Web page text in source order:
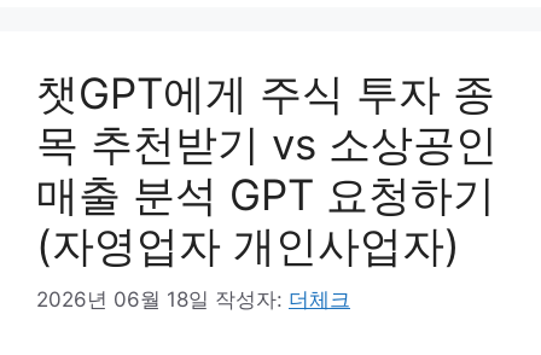
챗GPT에게 주식 투자 종
목 추천받기 vs 소상공인
매출 분석 GPT 요청하기
(자영업자 개인사업자)
2026년 06월 18일 작성자: 더체크